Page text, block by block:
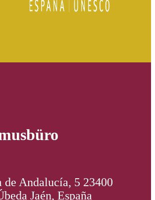
de Andalucía, 5 23400
Jaén, España